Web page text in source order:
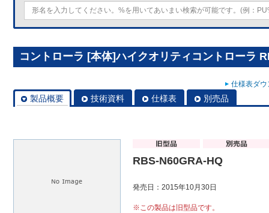
コントローラ [本体]ハイクオリティコントローラ
仕様表ダ
製品概要 技術資料 仕様表 別売品
RBS-N60GRA-HQ
発売日：2015年10月30日
※この製品は旧型品です。